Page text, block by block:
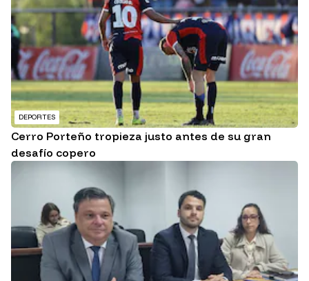
DEPORTES
Cerro Porteño tropieza justo antes de su gran
desafío copero